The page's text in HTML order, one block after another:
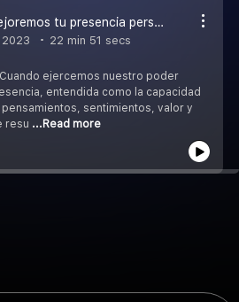
3Talks - Mejoremos tu presencia personal
2023 22 min 51 secs
ejercemos nuestro poder
entendida como la capacidad
sentimientos, valor y
resu ...Read more